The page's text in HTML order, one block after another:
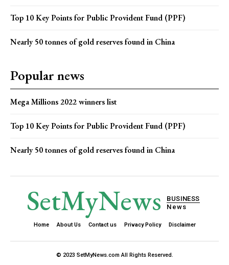
Top 10 Key Points for Public Provident Fund (PPF)
Nearly 50 tonnes of gold reserves found in China
Popular news
Mega Millions 2022 winners list
Top 10 Key Points for Public Provident Fund (PPF)
Nearly 50 tonnes of gold reserves found in China
SetMyNews
BUSINESS
News
Home About Us Contact us Privacy Policy Disclaimer
© 2023 SetMyNews.com All Rights Reserved.